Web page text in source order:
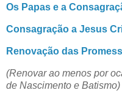
Os Papas e a
Consagração a Jesus
Renovação das
(Renovar ao menos por
de Nascimento e Batismo)